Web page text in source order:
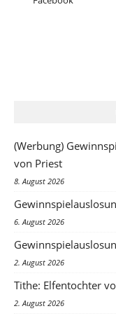
(Werbung)
von Priest
8. August 2026
6. August 2026
2. August 2026
Tithe: Elfentochter
2. August 2026